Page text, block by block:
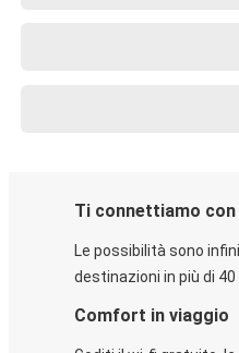
Ti connettiamo con
Le possibilità sono
destinazioni in più di 40
Comfort in viaggio